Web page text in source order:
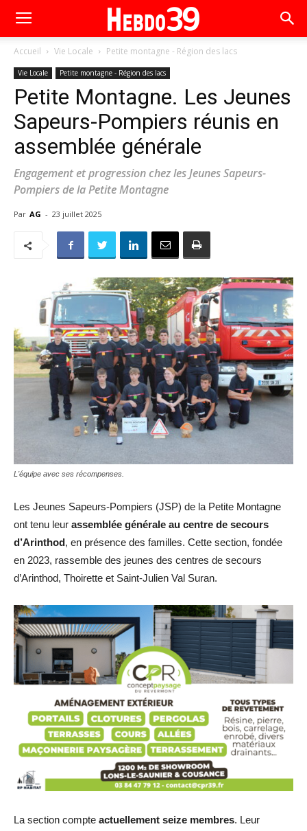
Accueil Vie Locale Petite montagne - Région des lacs
Vie Locale Petite montagne - Région des lacs
Petite Montagne. Les Jeunes
Sapeurs-Pompiers réunis en
assemblée générale
Engagement et progression chez les Jeunes Sapeurs-
Pompiers de la Petite Montagne
Par AG - 23 juillet 2025
L'équipe avec ses récompenses.
Les Jeunes Sapeurs-Pompiers (JSP) de la Petite Montagne
ont tenu leur assemblée générale au centre de secours
d’Arinthod, en présence des familles. Cette section, fondée
en 2023, rassemble des jeunes des centres de secours
d’Arinthod, Thoirette et Saint-Julien Val Suran.
La section compte actuellement seize membres. Leur